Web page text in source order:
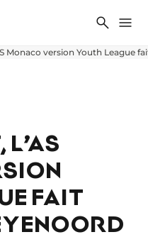
Monaco version Youth League
FAIT